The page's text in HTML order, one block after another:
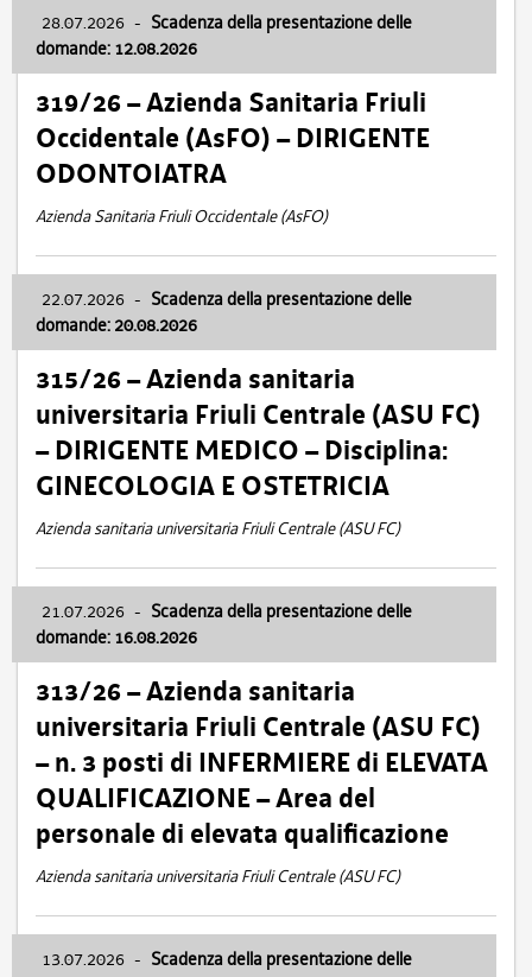
28.07.2026 - Scadenza della presentazione delle
domande: 12.08.2026
319/26 – Azienda Sanitaria Friuli
Occidentale (AsFO) – DIRIGENTE
ODONTOIATRA
Azienda Sanitaria Friuli Occidentale (AsFO)
22.07.2026 - Scadenza della presentazione delle
domande: 20.08.2026
315/26 – Azienda sanitaria
universitaria Friuli Centrale (ASU FC)
– DIRIGENTE MEDICO – Disciplina:
GINECOLOGIA E OSTETRICIA
Azienda sanitaria universitaria Friuli Centrale (ASU FC)
21.07.2026 - Scadenza della presentazione delle
domande: 16.08.2026
313/26 – Azienda sanitaria
universitaria Friuli Centrale (ASU FC)
– n. 3 posti di INFERMIERE di ELEVATA
QUALIFICAZIONE – Area del
personale di elevata qualificazione
Azienda sanitaria universitaria Friuli Centrale (ASU FC)
13.07.2026 - Scadenza della presentazione delle